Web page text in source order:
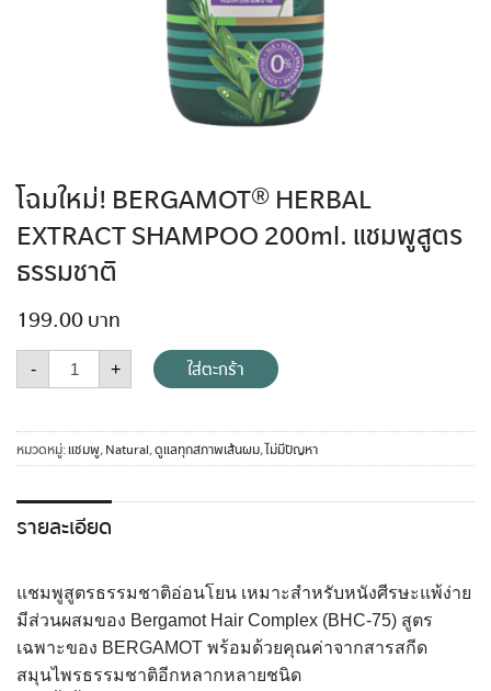
โฉมใหม่! BERGAMOT® HERBAL
EXTRACT SHAMPOO 200ml. แชมพูสูตร
ธรรมชาติ
199.00
- + ใส่ตะกร้า
หมวดหมู่:แชมพู,Natural,ดูแลทุกสภาพเส้นผม,ไม่มีปัญหา
รายละเอียด
แชมพูสูตรธรรมชาติอ่อนโยน เหมาะสำหรับหนังศีรษะแพ้ง่าย
มีส่วนผสมของ Bergamot Hair Complex (BHC-75) สูตร
เฉพาะของ BERGAMOT พร้อมด้วยคุณค่าจากสารสกีด
สมุนไพรธรรมชาติอีกหลากหลายชนิด